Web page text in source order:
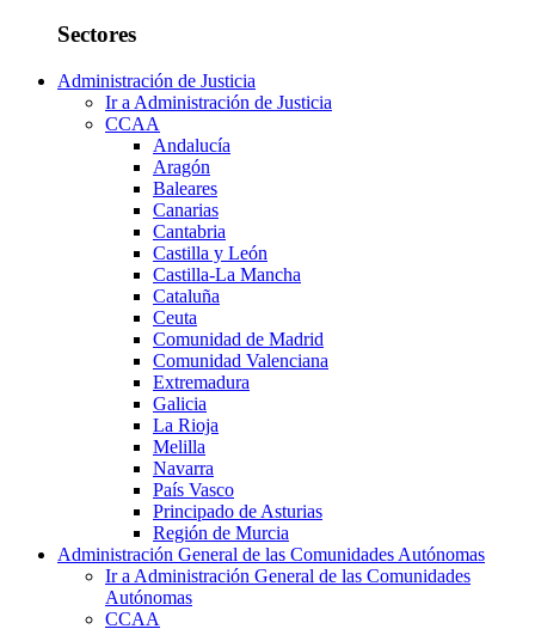
Sectores
Administración de Justicia
Ir a Administración de Justicia
CCAA
Andalucía
Aragón
Baleares
Canarias
Cantabria
Castilla y León
Castilla-La Mancha
Cataluña
Ceuta
Comunidad de Madrid
Comunidad Valenciana
Extremadura
Galicia
La Rioja
Melilla
Navarra
País Vasco
Principado de Asturias
Región de Murcia
Administración General de las Comunidades Autónomas
Ir a Administración General de las Comunidades
Autónomas
CCAA